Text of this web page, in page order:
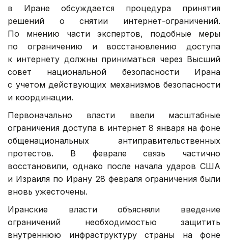
в Иране обсуждается процедура принятия
решений о снятии интернет-ограничений.
По мнению части экспертов, подобные меры
по ограничению и восстановлению доступа
к интернету должны приниматься через Высший
совет национальной безопасности Ирана
с учетом действующих механизмов безопасности
и координации.
Первоначально власти ввели масштабные
ограничения доступа в интернет 8 января на фоне
общенациональных антиправительственных
протестов. В феврале связь частично
восстановили, однако после начала ударов США
и Израиля по Ирану 28 февраля ограничения были
вновь ужесточены.
Иранские власти объясняли введение
ограничений необходимостью защитить
внутреннюю инфраструктуру страны на фоне